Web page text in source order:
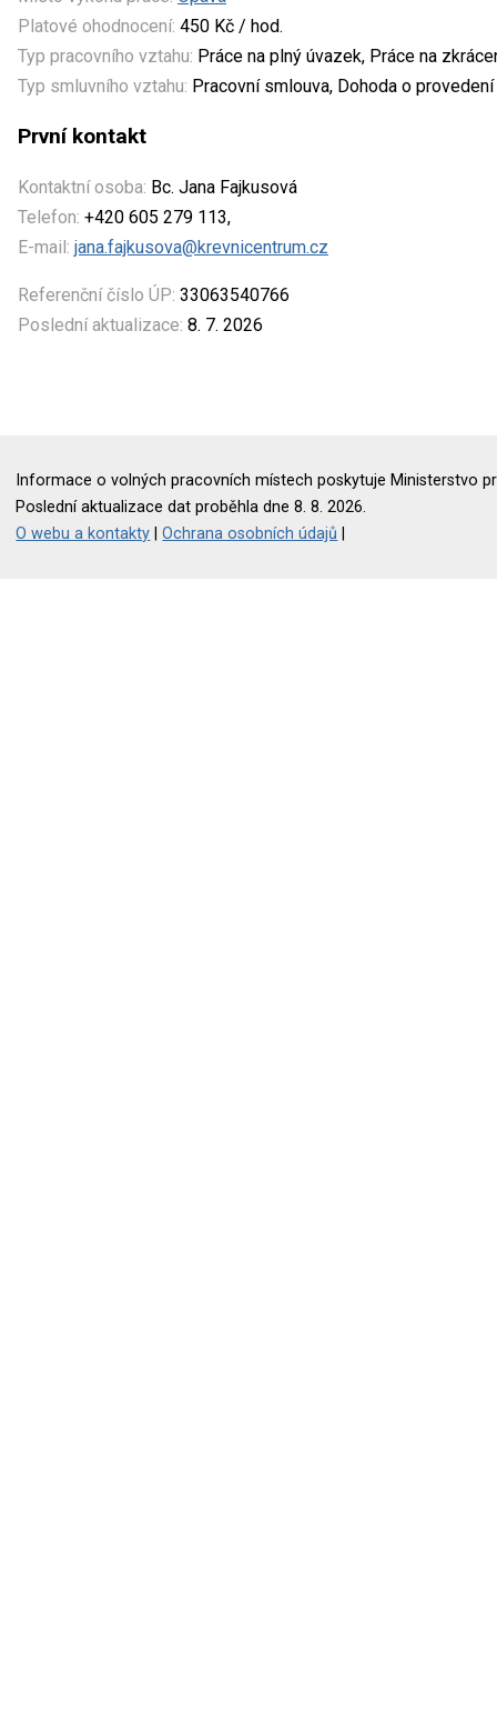
Platové ohodnocení: 450 Kč / hod.
Typ pracovního vztahu: Práce na plný úvazek, Práce na
Typ smluvního vztahu: Pracovní smlouva, Dohoda o
První kontakt
Kontaktní osoba: Bc. Jana Fajkusová
Telefon: +420 605 279 113,
E-mail: jana.fajkusova@krevnicentrum.cz
Referenční číslo ÚP: 33063540766
Poslední aktualizace: 8. 7. 2026
Informace o volných pracovních místech poskytuje Ministerstvo
Poslední aktualizace dat proběhla dne 8. 8. 2026.
O webu a kontakty |Ochrana osobních údajů